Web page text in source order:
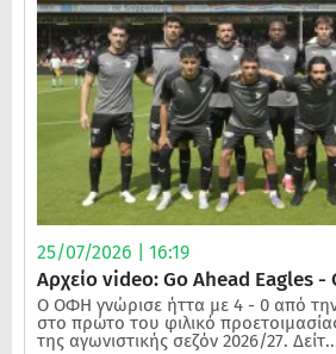
25/07/2026 | 16:19
Αρχείο video: Go Ahead Eagles
Ο ΟΦΗ γνώρισε ήττα με 4 - 0 από
στο πρώτο του φιλικό
της αγωνιστικής σεζόν 2026/27.